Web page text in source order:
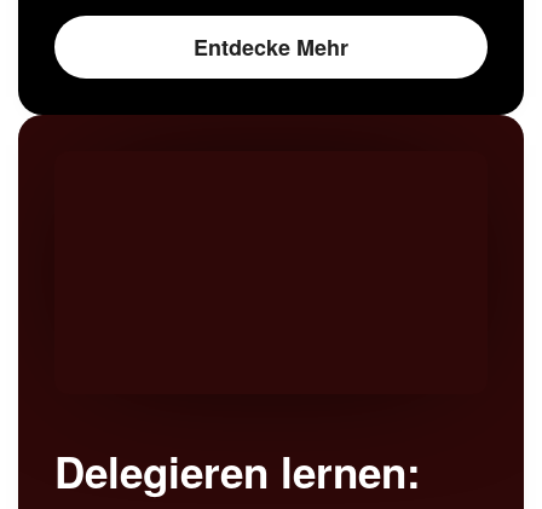
Entdecke Mehr
Delegieren lernen: